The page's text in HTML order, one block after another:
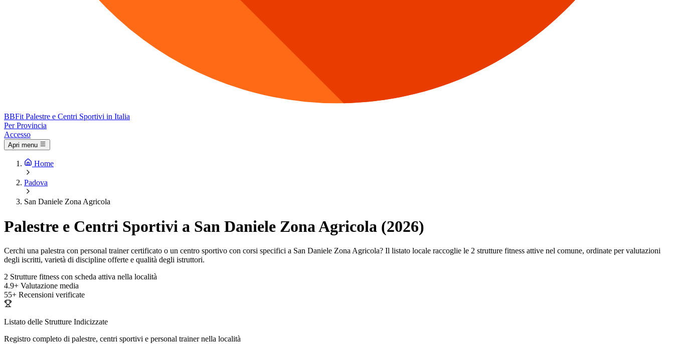
BBFit Palestre e Centri Sportivi in Italia
Per Provincia
Accesso
Apri menu
Home
Padova
San Daniele Zona Agricola
Palestre e Centri Sportivi a San Daniele Zona Agricola (2026)
Cerchi una palestra con personal trainer certificato o un centro sportivo con corsi specifici a San Daniele Zona Agricola? Il listato locale raccoglie le 2 strutture fitness attive nel comune, ordinate per valutazioni
degli iscritti, varietà di discipline offerte e qualità degli istruttori.
2 Strutture fitness con scheda attiva nella località
4.9+ Valutazione media
55+ Recensioni verificate
Listato delle Strutture Indicizzate
Registro completo di palestre, centri sportivi e personal trainer nella località